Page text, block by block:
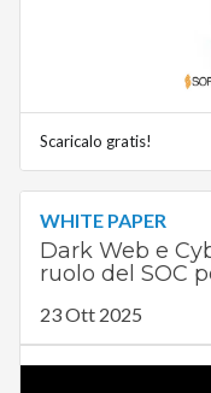
Scaricalo gratis!
WHITE PAPER
Dark Web e
ruolo del SOC
23 Ott 2025